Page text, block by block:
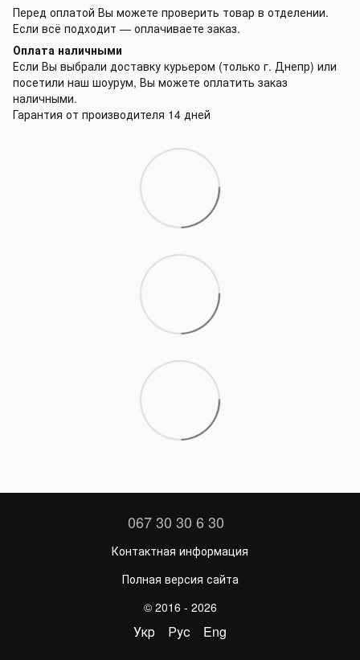
Перед оплатой Вы можете проверить товар в отделении.
Если всё подходит — оплачиваете заказ.
Оплата наличными
Если Вы выбрали доставку курьером (только г. Днепр) или
посетили наш шоурум, Вы можете оплатить заказ
наличными.
Гарантия от производителя 14 дней
067 30 30 6 30
Контактная информация
Полная версия сайта
© 2016 - 2026
Укр Рус Eng